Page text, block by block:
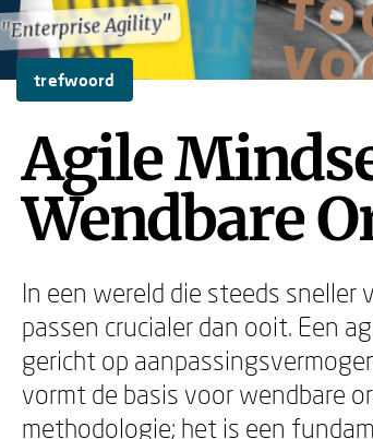
"Enterprise Agility"
"Enterprise Agility"
trefwoord
Agile
Wendbare
In een wereld die steeds sneller
passen crucialer dan ooit. Een
gericht op
vormt de basis voor wendbare
methodologie; het is een